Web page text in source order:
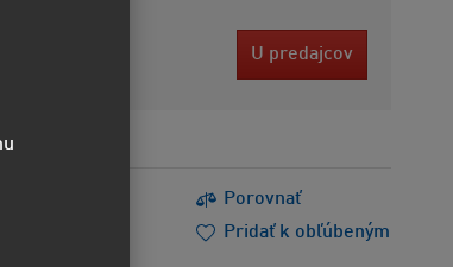
U predajcov
Porovnať
Pridať k obľúbeným